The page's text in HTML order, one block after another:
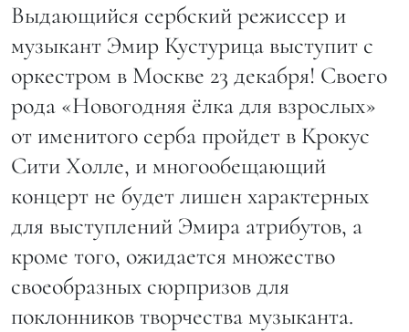
Выдающийся сербский режиссер и
музыкант Эмир Кустурица выступит с
оркестром в Москве 23 декабря! Своего
рода «Новогодняя ёлка для взрослых»
от именитого серба пройдет в Крокус
Сити Холле, и многообещающий
концерт не будет лишен характерных
для выступлений Эмира атрибутов, а
кроме того, ожидается множество
своеобразных сюрпризов для
поклонников творчества музыканта.